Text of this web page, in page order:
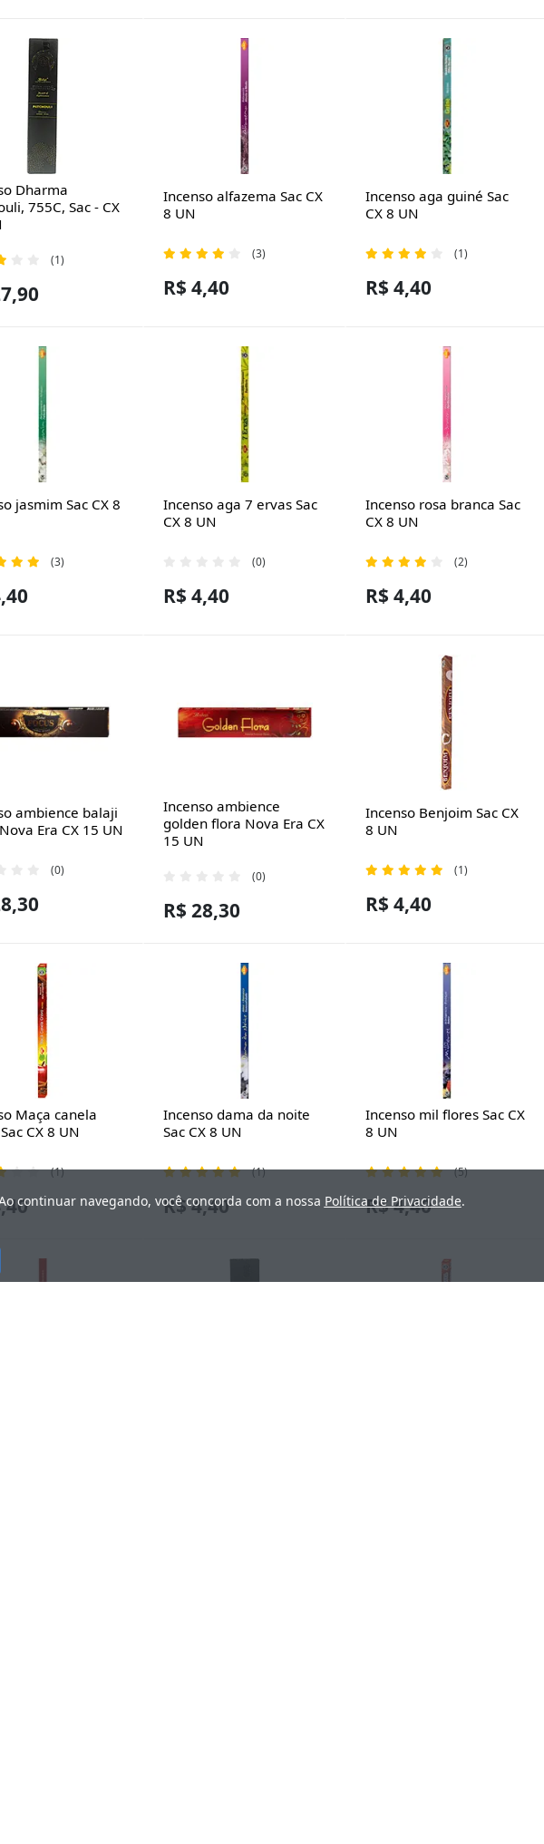
Dharma
755C, Sac - CX
(1)
Incenso alfazema Sac CX
8 UN
(3)
R$ 4,40
Incenso aga guiné Sac
CX 8 UN
(1)
R$ 4,40
jasmim Sac CX 8
(3)
Incenso aga 7 ervas Sac
CX 8 UN
(0)
R$ 4,40
Incenso rosa branca Sac
CX 8 UN
(2)
R$ 4,40
ambience balaji
Era CX 15 UN
(0)
Incenso ambience
golden flora Nova Era CX
15 UN
(0)
R$ 28,30
Incenso Benjoim Sac CX
8 UN
(1)
R$ 4,40
Maça canela
CX 8 UN
(1)
Incenso dama da noite
Sac CX 8 UN
(1)
R$ 4,40
Incenso mil flores Sac CX
8 UN
(5)
R$ 4,40
continuar navegando, você concorda com a nossa Política de Privacidade.